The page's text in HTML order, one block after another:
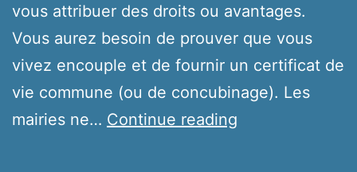
vous attribuer des droits ou avantages.
Vous aurez besoin de prouver que vous
vivez encouple et de fournir un certificat de
vie commune (ou de concubinage). Les
mairies ne… Continue reading